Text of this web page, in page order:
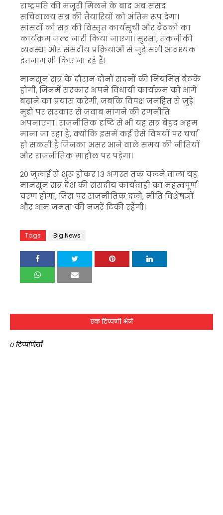
राष्ट्रपति की मंजूरी मिलने के बाद अब संसद
सचिवालय सत्र की तैयारियों को अंतिम रूप देगा।
सांसदों को सत्र की विस्तृत कार्यसूची और बैठकों का
कार्यक्रम जल्द जारी किया जाएगा। सुरक्षा, तकनीकी
व्यवस्था और संसदीय प्रक्रियाओं से जुड़े सभी आवश्यक
इंतजाम भी किए जा रहे हैं।
मानसून सत्र के दौरान दोनों सदनों की नियमित बैठकें
होंगी, जिनमें सरकार अपने विधायी कार्यक्रम को आगे
बढ़ाने का प्रयास करेगी, जबकि विपक्ष जनहित से जुड़े
मुद्दों पर सरकार से जवाब मांगने की रणनीति
अपनाएगा। राजनीतिक दृष्टि से भी यह सत्र बेहद अहम
माना जा रहा है, क्योंकि इसमें कई ऐसे विषयों पर चर्चा
हो सकती है जिनका असर आने वाले समय की नीतियों
और राजनीतिक माहौल पर पड़ेगा।
20 जुलाई से शुरू होकर 13 अगस्त तक चलने वाला यह
मानसून सत्र देश की संसदीय कार्यवाही का महत्वपूर्ण
चरण होगा, जिस पर राजनीतिक दलों, नीति विशेषज्ञों
और आम जनता की नजरें टिकी रहेंगी।
Tags Big News
एक टिप्पणी भेजें
0 टिप्पणियाँ